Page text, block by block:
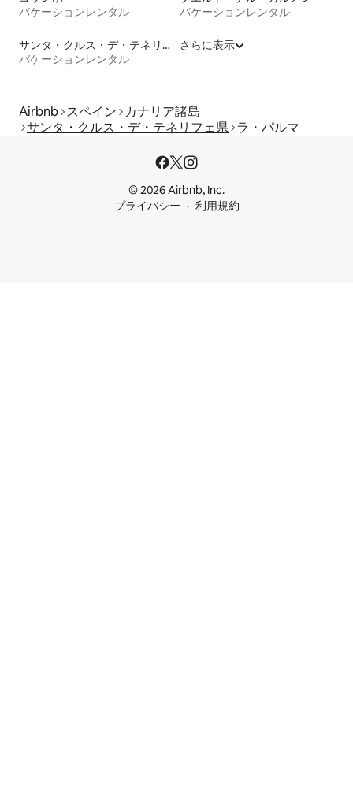
バケーションレンタル
バケーションレンタル
サンタ・クルス・デ・テネリフェ
バケーションレンタル
さらに表示
Airbnb スペイン カナリア諸島
サンタ・クルス・デ・テネリフェ県 ラ・パルマ
© 2026 Airbnb, Inc.
プライバシー
利用規約